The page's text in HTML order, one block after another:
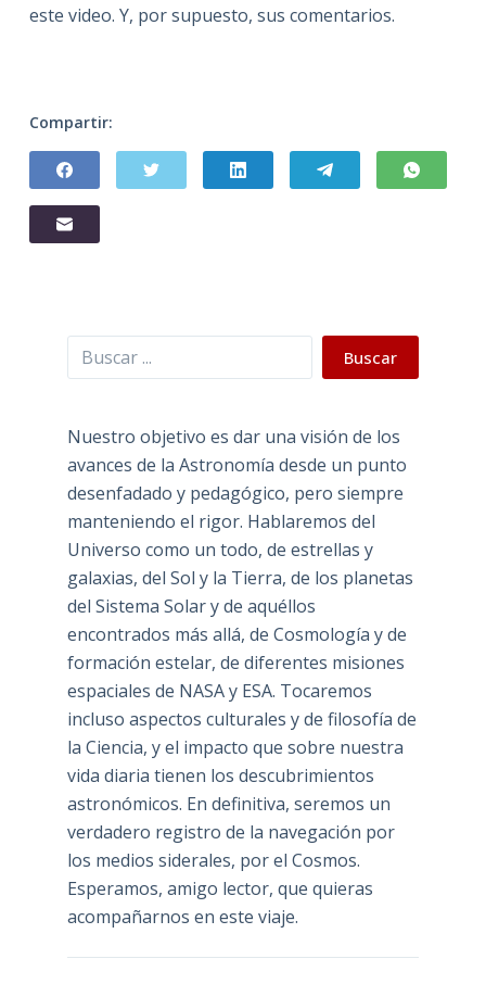
este video. Y, por supuesto, sus comentarios.
Compartir:
Buscar Buscar
Nuestro objetivo es dar una visión de los
avances de la Astronomía desde un punto
desenfadado y pedagógico, pero siempre
manteniendo el rigor. Hablaremos del
Universo como un todo, de estrellas y
galaxias, del Sol y la Tierra, de los planetas
del Sistema Solar y de aquéllos
encontrados más allá, de Cosmología y de
formación estelar, de diferentes misiones
espaciales de NASA y ESA. Tocaremos
incluso aspectos culturales y de filosofía de
la Ciencia, y el impacto que sobre nuestra
vida diaria tienen los descubrimientos
astronómicos. En definitiva, seremos un
verdadero registro de la navegación por
los medios siderales, por el Cosmos.
Esperamos, amigo lector, que quieras
acompañarnos en este viaje.